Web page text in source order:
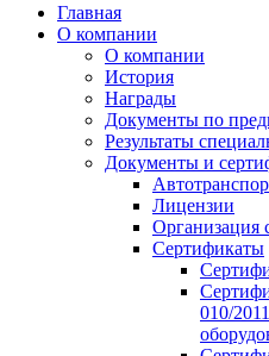
Главная
О компании
О компании
История
Награды
Документы по
Результаты
Документы и
Лицензии
Организация
Cертификаты
010/